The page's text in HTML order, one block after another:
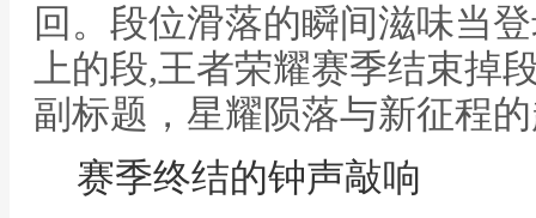
回。段位滑落的瞬间滋味当
上的段,王者荣耀赛季结束掉
副标题，星耀陨落与新征程
赛季终结的钟声敲响